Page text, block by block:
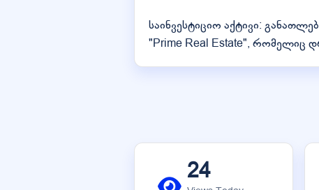
საინვესტიციო აქტივი:
"Prime Real Estate", რომელიც
24